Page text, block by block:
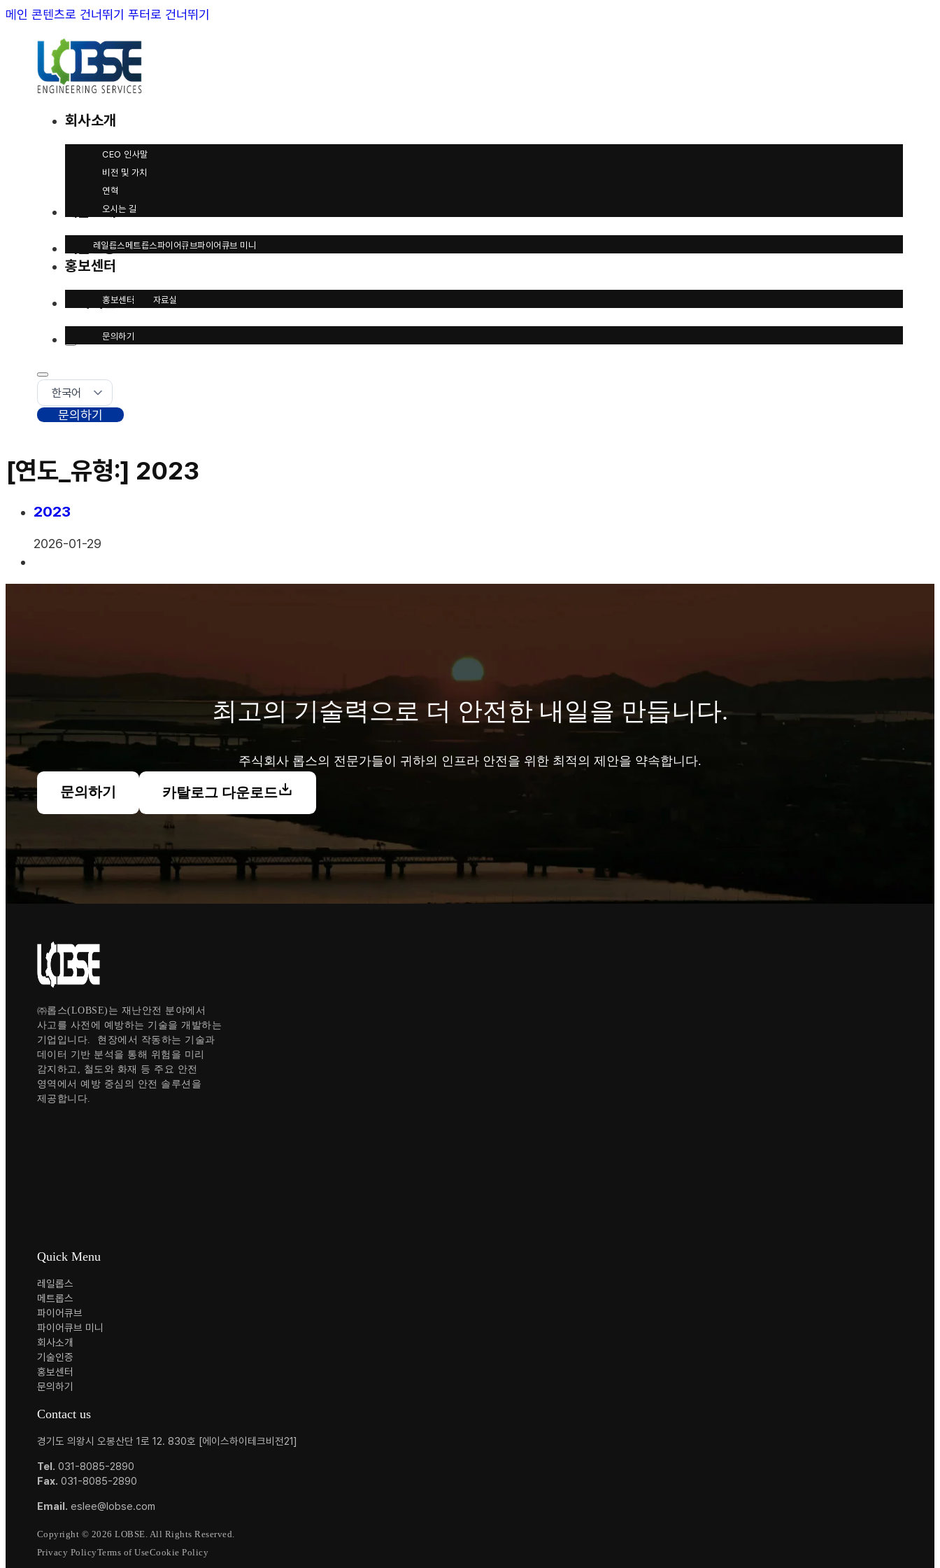
메인 콘텐츠로 건너뛰기 푸터로 건너뛰기
회사소개
CEO 인사말
비전 및 가치
연혁
오시는 길
제품소개
레일롭스메트롭스파이어큐브파이어큐브 미니
기술인증
홍보센터
홍보센터 자료실
고객지원
문의하기
문의하기
[연도_유형:] 2023
2023
2026-01-29
최고의 기술력으로 더 안전한 내일을 만듭니다.
주식회사 롭스의 전문가들이 귀하의 인프라 안전을 위한 최적의 제안을 약속합니다.
문의하기 카탈로그 다운로드
㈜롭스(LOBSE)는 재난안전 분야에서
사고를 사전에 예방하는 기술을 개발하는
기업입니다. 현장에서 작동하는 기술과
데이터 기반 분석을 통해 위험을 미리
감지하고, 철도와 화재 등 주요 안전
영역에서 예방 중심의 안전 솔루션을
제공합니다.
Quick Menu
레일롭스
메트롭스
파이어큐브
파이어큐브 미니
회사소개
기술인증
홍보센터
문의하기
Contact us
경기도 의왕시 오봉산단 1로 12. 830호 [에이스하이테크비전21]
Tel. 031-8085-2890
Fax. 031-8085-2890
Email. eslee@lobse.com
Copyright © 2026 LOBSE. All Rights Reserved.
Privacy PolicyTerms of UseCookie Policy